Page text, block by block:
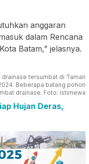
anggaran
dalam Rencana
Batam,” jelasnya.
tersumbat di Taman
Beberapa batang pohon
drainase. Foto: istimewa
Hujan Deras,